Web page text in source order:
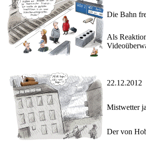
Die Bahn
Als
22.12.2012
Mistwetter
Der von